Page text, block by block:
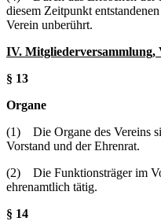
diesem Zeitpunkt
Verein unberührt.
IV. Mitgliederversammlung,
§ 13
Organe
(1) Die Organe des Vereins
Vorstand und der Ehrenrat.
(2) Die Funktionsträger im
ehrenamtlich tätig.
§ 14